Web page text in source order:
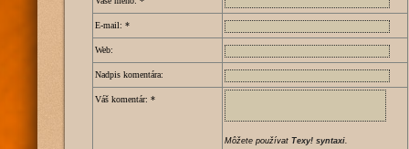
E-mail: *
Web:
Nadpis komentára:
Váš komentár: *
Môžete používat Texy! syntaxi.